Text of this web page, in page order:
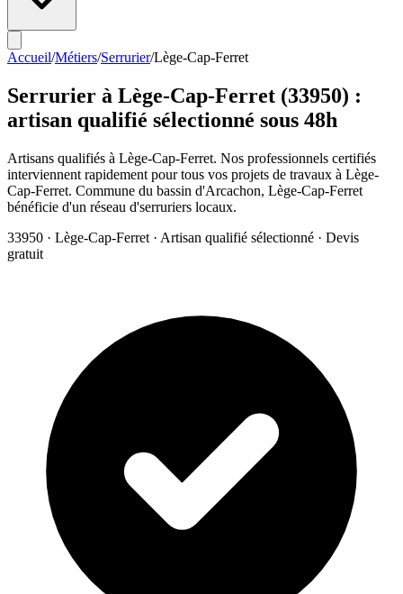
Accueil/Métiers/Serrurier/Lège-Cap-Ferret
Serrurier à Lège-Cap-Ferret (33950) :
artisan qualifié sélectionné sous 48h
Artisans qualifiés à Lège-Cap-Ferret. Nos professionnels certifiés
interviennent rapidement pour tous vos projets de travaux à Lège-
Cap-Ferret. Commune du bassin d'Arcachon, Lège-Cap-Ferret
bénéficie d'un réseau d'serruriers locaux.
33950 · Lège-Cap-Ferret · Artisan qualifié sélectionné · Devis
gratuit